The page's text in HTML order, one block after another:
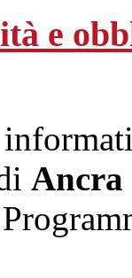
e
Ancra